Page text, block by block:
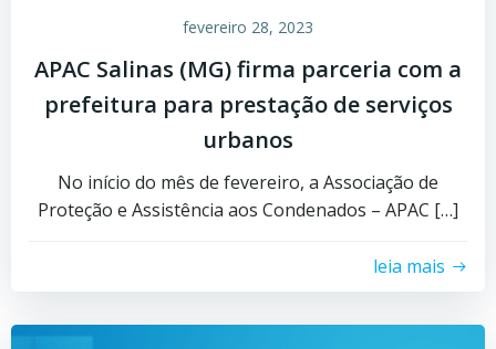
fevereiro 28, 2023
APAC Salinas (MG) firma parceria com a
prefeitura para prestação de serviços
urbanos
No início do mês de fevereiro, a Associação de
Proteção e Assistência aos Condenados – APAC […]
leia mais